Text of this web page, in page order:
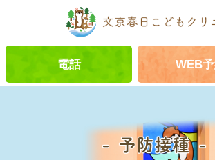
電話 WEB
予防接種